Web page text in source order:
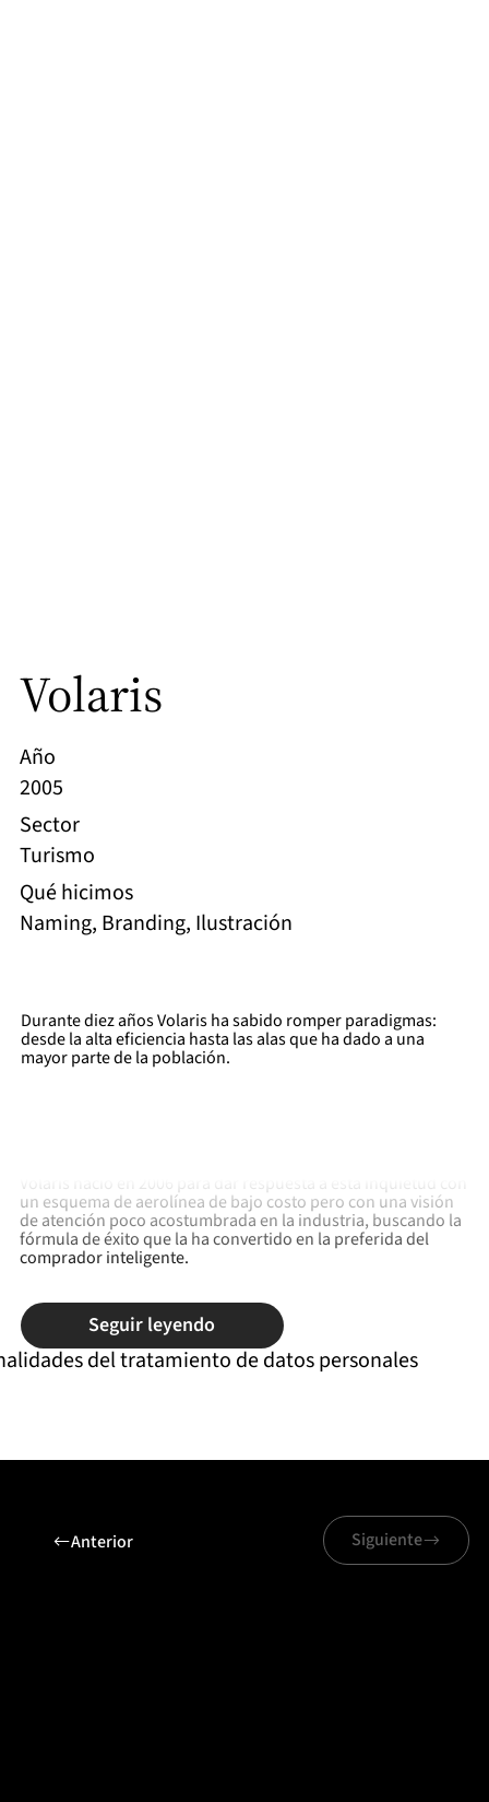
Volaris
Año
2005
Sector
Turismo
Qué hicimos
Naming, Branding, Ilustración
Durante diez años Volaris ha sabido romper paradigmas:
desde la alta eficiencia hasta las alas que ha dado a una
mayor parte de la población.
Volaris nació en 2006 para dar respuesta a esta inquietud con
un esquema de aerolínea de bajo costo pero con una visión
de atención poco acostumbrada en la industria, buscando la
fórmula de éxito que la ha convertido en la preferida del
comprador inteligente.
Seguir leyendo
del tratamiento de datos personales
Anterior Siguiente